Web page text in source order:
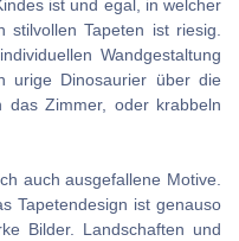
ist und egal, in welcher
Tapeten ist riesig.
Wandgestaltung
urige Dinosaurier über die
das Zimmer, oder krabbeln
auch ausgefallene Motive.
Tapetendesign ist genauso
Bilder. Landschaften und